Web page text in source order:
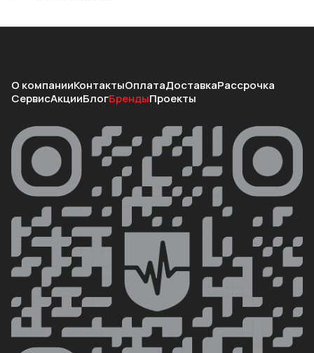
О компанииКонтактыОплатаДоставкаРассрочка
СервисАкцииБлогБрендыПроекты